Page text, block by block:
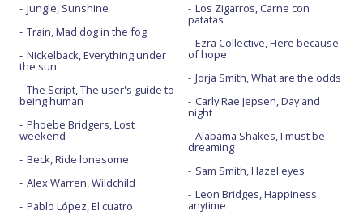
Jungle, Sunshine
Train, Mad dog in the fog
Nickelback, Everything under
the sun
The Script, The user's guide to
being human
Phoebe Bridgers, Lost
weekend
Beck, Ride lonesome
Alex Warren, Wildchild
Pablo López, El cuatro
Los Zigarros, Carne con
patatas
Ezra Collective, Here because
of hope
Jorja Smith, What are the odds
Carly Rae Jepsen, Day and
night
Alabama Shakes, I must be
dreaming
Sam Smith, Hazel eyes
Leon Bridges, Happiness
anytime